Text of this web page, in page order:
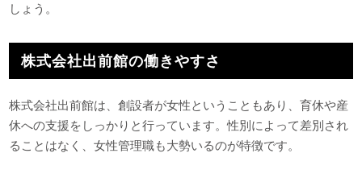
しょう。
株式会社出前館の働きやすさ
株式会社出前館は、創設者が女性ということもあり、育休や産
休への支援をしっかりと行っています。性別によって差別され
ることはなく、女性管理職も大勢いるのが特徴です。